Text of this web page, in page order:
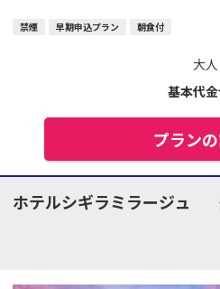
禁煙 早期申込プラン 朝食付
大
基本代
プラン
ホテルシギラミラージュ